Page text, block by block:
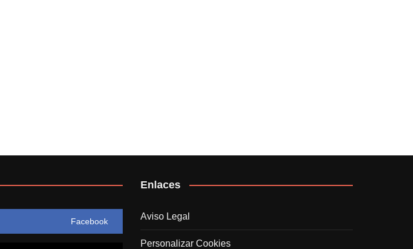
Facebook
Enlaces
Aviso Legal
Personalizar Cookies